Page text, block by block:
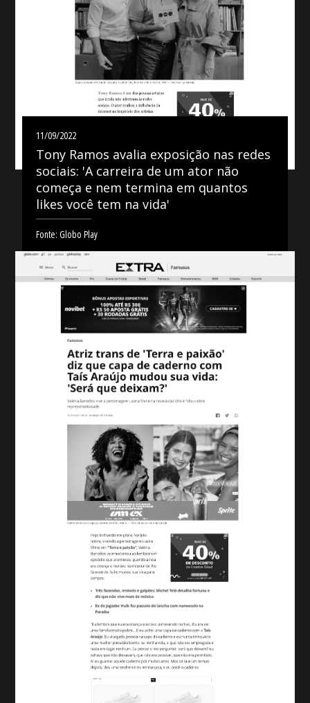
11/09/2022
Tony Ramos avalia exposição nas redes
sociais: 'A carreira de um ator não
começa e nem termina em quantos
likes você tem na vida'
Fonte: Globo Play